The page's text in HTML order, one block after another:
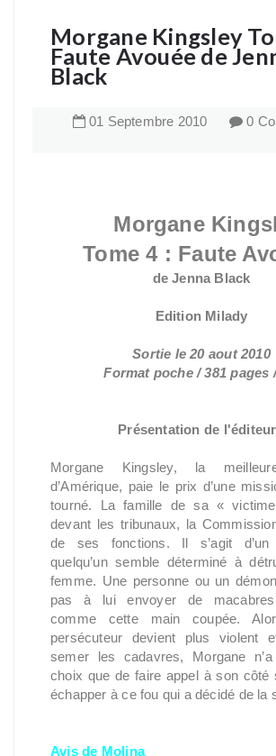
Morgane Kingsley
Faute Avouée de
Black
01 Septembre 2010 0
Morgane
Tome 4 : Faute
de Jenna Black
Edition Milady
Sortie le 20 aout 2010
Format poche / 381 pages
Présentation de
Morgane Kingsley, la
d’Amérique, paie le prix d’une
tourné. La famille de sa «
devant les tribunaux, la
de ses fonctions. Il s’agit
quelqu’un semble déterminé à
femme. Une personne ou un
pas à lui envoyer de
comme cette main coupée.
persécuteur devient plus violent
semer les cadavres, Morgane n’a
choix que de faire appel à son côté
échapper à ce fou qui a décidé de la
Avis de Molina